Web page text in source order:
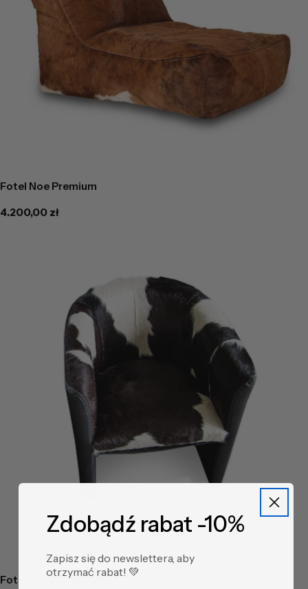
Fotel Noe Premium
Cena
4.200,00 zł
Fotel Hoker Premium
Zdobądź rabat -10%
Zapisz się do newslettera, aby
otrzymać rabat! ​💚